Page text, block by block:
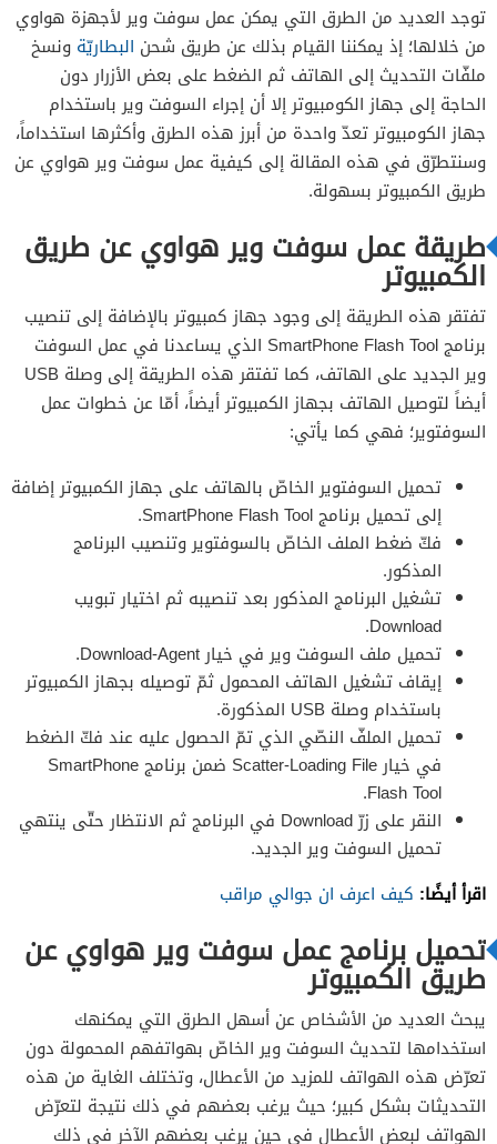
خطوات تحميل برنامج عمل سوفت وير هواوي عن
طريق الكمبيوتر
توجد العديد من الطرق التي يمكن عمل سوفت وير لأجهزة هواوي
من خلالها؛ إذ يمكننا القيام بذلك عن طريق شحن البطاريّة ونسخ
ملفّات التحديث إلى الهاتف ثم الضغط على بعض الأزرار دون
الحاجة إلى جهاز الكومبيوتر إلا أن إجراء السوفت وير باستخدام
جهاز الكومبيوتر تعدّ واحدة من أبرز هذه الطرق وأكثرها استخداماً،
وسنتطرّق في هذه المقالة إلى كيفية عمل سوفت وير هواوي عن
طريق الكمبيوتر بسهولة.
طريقة عمل سوفت وير هواوي عن طريق
الكمبيوتر
تفتقر هذه الطريقة إلى وجود جهاز كمبيوتر بالإضافة إلى تنصيب
برنامج SmartPhone Flash Tool الذي يساعدنا في عمل السوفت
وير الجديد على الهاتف، كما تفتقر هذه الطريقة إلى وصلة USB
أيضاً لتوصيل الهاتف بجهاز الكمبيوتر أيضاً، أمّا عن خطوات عمل
السوفتوير؛ فهي كما يأتي:
تحميل السوفتوير الخاصّ بالهاتف على جهاز الكمبيوتر إضافة
إلى تحميل برنامج SmartPhone Flash Tool.
فكّ ضغط الملف الخاصّ بالسوفتوير وتنصيب البرنامج
المذكور.
تشغيل البرنامج المذكور بعد تنصيبه ثم اختيار تبويب
Download.
تحميل ملف السوفت وير في خيار Download-Agent.
إيقاف تشغيل الهاتف المحمول ثمّ توصيله بجهاز الكمبيوتر
باستخدام وصلة USB المذكورة.
تحميل الملفّ النصّي الذي تمّ الحصول عليه عند فكّ الضغط
في خيار Scatter-Loading File ضمن برنامج SmartPhone
Flash Tool.
النقر على زرّ Download في البرنامج ثم الانتظار حتّى ينتهي
تحميل السوفت وير الجديد.
اقرأ أيضًا: كيف اعرف ان جوالي مراقب
تحميل برنامج عمل سوفت وير هواوي عن
طريق الكمبيوتر
يبحث العديد من الأشخاص عن أسهل الطرق التي يمكنهك
استخدامها لتحديث السوفت وير الخاصّ بهواتفهم المحمولة دون
تعرّض هذه الهواتف للمزيد من الأعطال، وتختلف الغاية من هذه
التحديثات بشكل كبير؛ حيث يرغب بعضهم في ذلك نتيجة لتعرّض
الهواتف لبعض الأعطال في حين يرغب بعضهم الآخر في ذلك